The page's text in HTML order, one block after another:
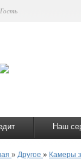
Гость
Наш
» Другое » Камеры